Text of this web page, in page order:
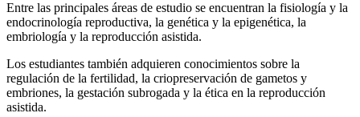
Entre las principales áreas de estudio se encuentran la fisiología y la
endocrinología reproductiva, la genética y la epigenética, la
embriología y la reproducción asistida.
Los estudiantes también adquieren conocimientos sobre la
regulación de la fertilidad, la criopreservación de gametos y
embriones, la gestación subrogada y la ética en la reproducción
asistida.